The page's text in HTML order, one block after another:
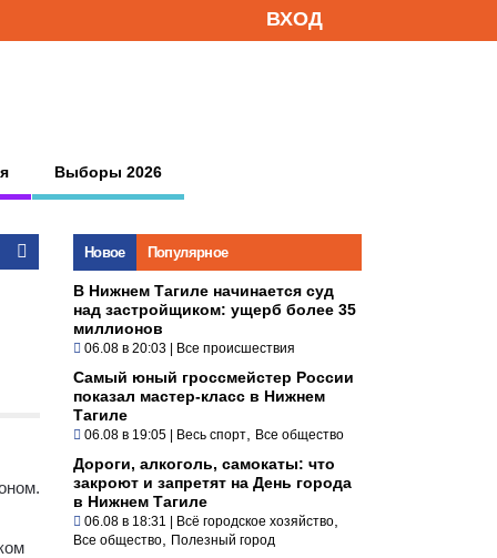
ВХОД
Выборы 2026
Новое Популярное
В Нижнем Тагиле начинается суд
над застройщиком: ущерб более 35
миллионов
06.08 в 20:03 | Все происшествия
Самый юный гроссмейстер России
показал мастер-класс в Нижнем
Тагиле
06.08 в 19:05 | Весь спорт Все общество
Дороги, алкоголь, самокаты: что
закроют и запретят на День города
в Нижнем Тагиле
06.08 в 18:31 | Всё городское хозяйство
Все общество Полезный город